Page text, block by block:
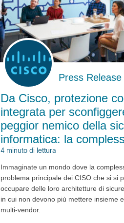
Press Release
Da Cisco, protezione
integrata per
peggior nemico della
informatica: la
4 minuto di lettura
Immaginate un mondo dove la
problema principale dei CISO che si si
occupare delle loro architetture di
in cui non devono più mettere insieme
multi-vendor.